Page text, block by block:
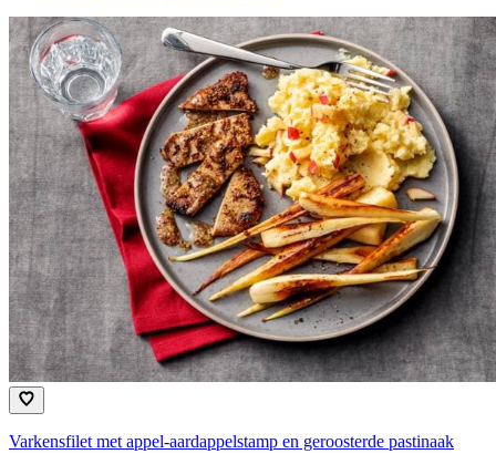
Varkensfilet met appel-aardappelstamp en geroosterde pastinaak